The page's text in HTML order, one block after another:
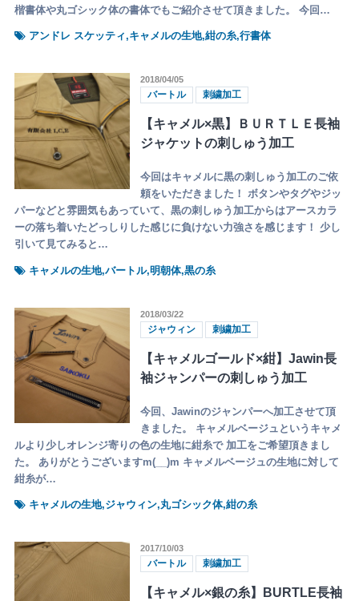
楷書体や丸ゴシック体の書体でもご紹介させて頂きました。 今回…
アンドレ スケッティ,キャメルの生地,紺の糸,行書体
2018/04/05
バートル 刺繍加工
【キャメル×黒】ＢＵＲＴＬＥ長袖
ジャケットの刺しゅう加工
今回はキャメルに黒の刺しゅう加工のご依
頼をいただきました！ ボタンやタグやジッ
パーなどと雰囲気もあっていて、黒の刺しゅう加工からはアースカラ
ーの落ち着いたどっしりした感じに負けない力強さを感じます！ 少し
引いて見てみると…
キャメルの生地,バートル,明朝体,黒の糸
2018/03/22
ジャウィン 刺繍加工
【キャメルゴールド×紺】Jawin長
袖ジャンパーの刺しゅう加工
今回、Jawinのジャンパーへ加工させて頂
きました。 キャメルベージュというキャメ
ルより少しオレンジ寄りの色の生地に紺糸で 加工をご希望頂きまし
た。 ありがとうございますm(__)m キャメルベージュの生地に対して
紺糸が…
キャメルの生地,ジャウィン,丸ゴシック体,紺の糸
2017/10/03
バートル 刺繍加工
【キャメル×銀の糸】BURTLE長袖